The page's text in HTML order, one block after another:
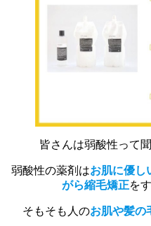
皆さんは弱酸性って
弱酸性の薬剤はお肌に優し
がら縮毛矯正を
そもそも人のお肌や髪の